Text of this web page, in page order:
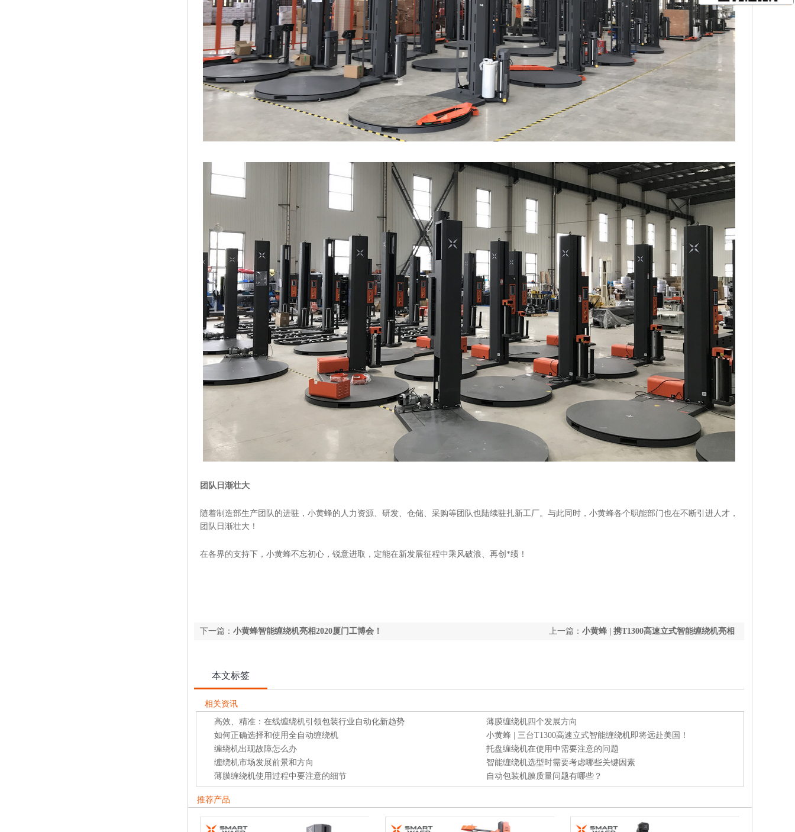
团队日渐壮大
随着制造部生产团队的进驻，小黄蜂的人力资源、研发、仓储、采购等团队也陆续驻扎新工厂。与此同时，小黄蜂各个职能部门也在不断引进人才，
团队日渐壮大！
在各界的支持下，小黄蜂不忘初心，锐意进取，定能在新发展征程中乘风破浪、再创*绩！
上一篇： 小黄蜂 | 携T1300高速立式智能缠绕机亮相
下一篇： 小黄蜂智能缠绕机亮相2020厦门工博会！
本文标签
相关资讯
高效、精准：在线缠绕机引领包装行业自动化新趋势
薄膜缠绕机四个发展方向
如何正确选择和使用全自动缠绕机
小黄蜂 | 三台T1300高速立式智能缠绕机即将远赴美国！
缠绕机出现故障怎么办
托盘缠绕机在使用中需要注意的问题
缠绕机市场发展前景和方向
智能缠绕机选型时需要考虑哪些关键因素
薄膜缠绕机使用过程中要注意的细节
自动包装机膜质量问题有哪些？
推荐产品